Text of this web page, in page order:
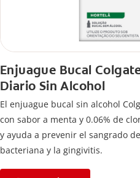
Enjuague Bucal
Diario Sin Alcohol
El enjuague bucal sin alcohol
con sabor a menta y 0.06% de
y ayuda a prevenir el sangrado
bacteriana y la gingivitis.